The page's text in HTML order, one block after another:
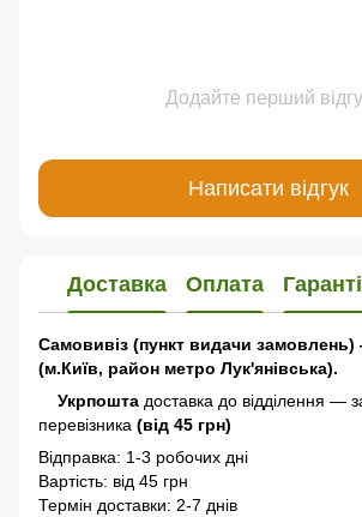
Додайте перший
Написати відгук
Доставка Оплата
Самовивіз (пункт видачи
(м.Київ, район метро Лук'янівська).
Укрпошта доставка до відділення —
перевізника (від 45 грн)
Відправка: 1-3 робочих дні
Вартість: від 45 грн
Термін доставки: 2-7 днів